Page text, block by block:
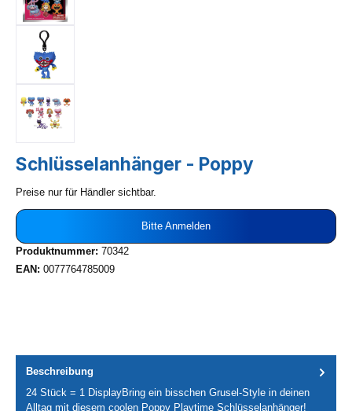
Schlüsselanhänger - Poppy
Preise nur für Händler sichtbar.
Bitte Anmelden
Produktnummer: 70342
EAN: 0077764785009
Beschreibung
24 Stück = 1 DisplayBring ein bisschen Grusel-Style in deinen
Alltag mit diesem coolen Poppy Playtime Schlüsselanhänger!